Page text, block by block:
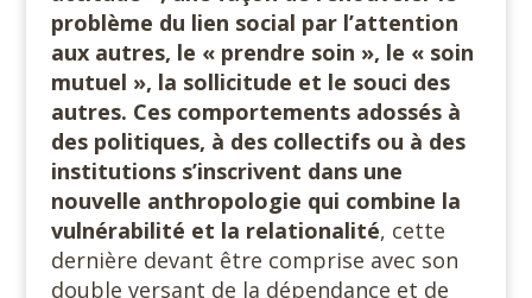
problème du lien social par l’attention
aux autres, le « prendre soin », le « soin
mutuel », la sollicitude et le souci des
autres. Ces comportements adossés à
des politiques, à des collectifs ou à des
institutions s’inscrivent dans une
nouvelle anthropologie qui combine la
vulnérabilité et la relationalité, cette
dernière devant être comprise avec son
double versant de la dépendance et de